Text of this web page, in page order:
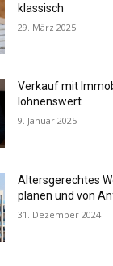
klassisch
29. März 2025
Verkauf mit
lohnenswert
9. Januar 2025
Altersgerechtes
planen und von
31. Dezember 2024